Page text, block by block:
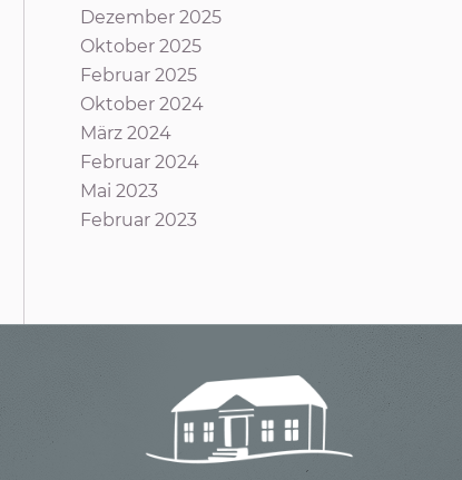
Dezember 2025
Oktober 2025
Februar 2025
Oktober 2024
März 2024
Februar 2024
Mai 2023
Februar 2023